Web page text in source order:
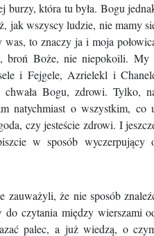
burzy, która tu była. Bogu
jak wszyscy ludzie, nie mamy
to znaczy ja i moja
broń Boże, nie niepokoili. My
i Fejgele, Azrielekl i
Bogu, zdrowi. Tylko,
natychmiast o wszystkim, co
czy jesteście zdrowi. I
w sposób wyczerpujący
zauważyli, że nie sposób
do czytania między wierszami
palec, a już wiedzą, o